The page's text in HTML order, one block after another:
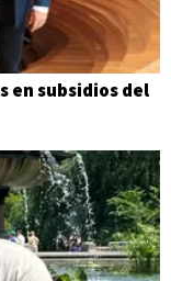
en subsidios del